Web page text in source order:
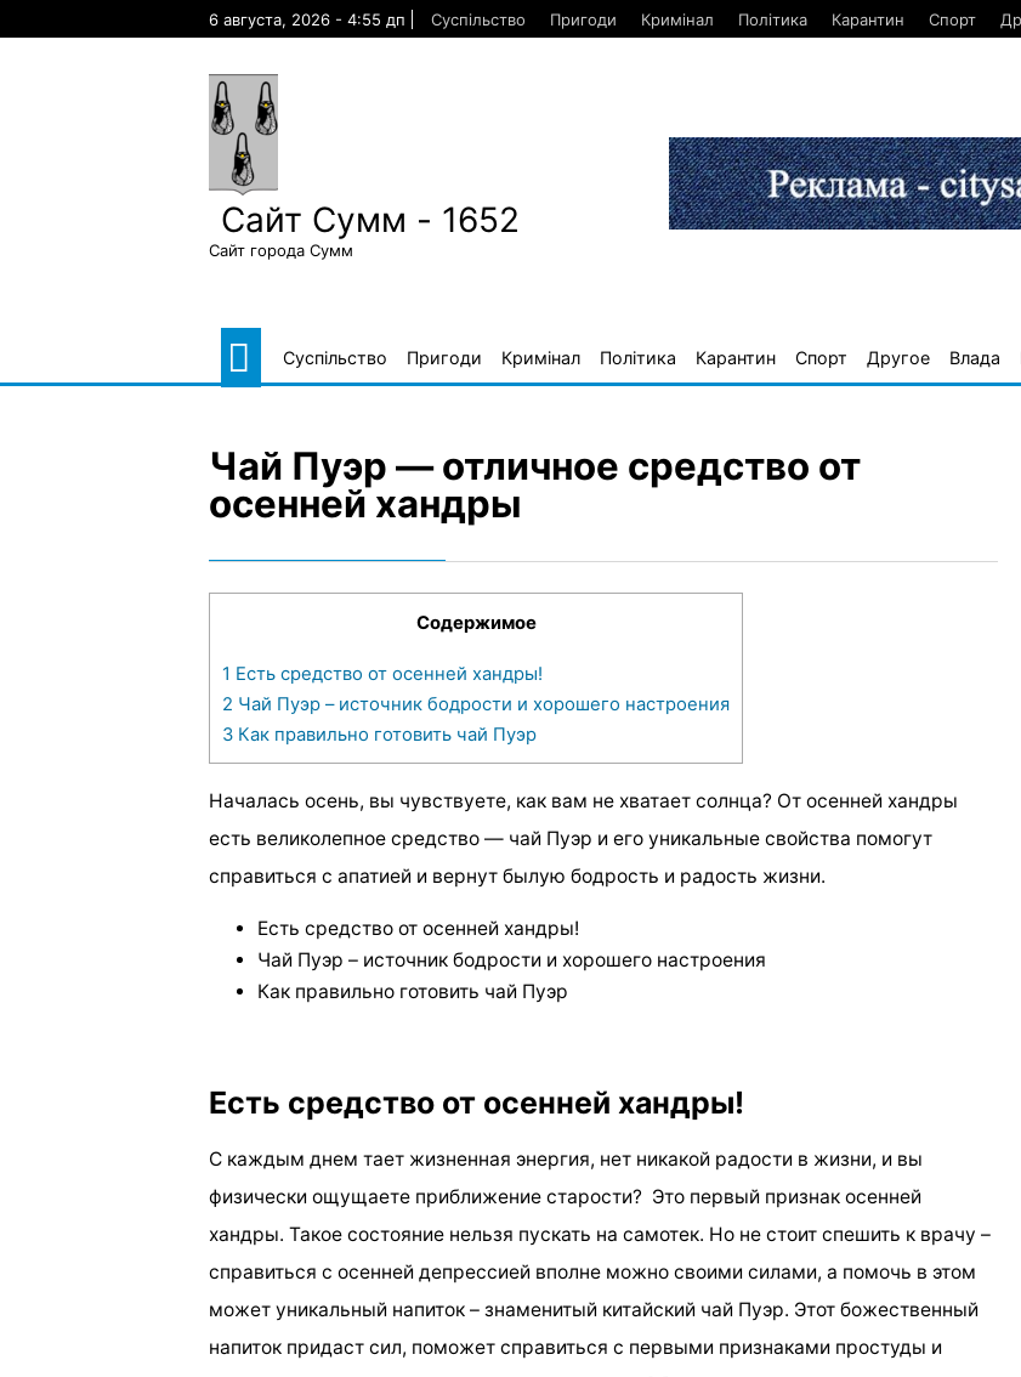
6 августа, 2026 - 4:55 дп Суспільство Пригоди Кримінал Політика Карантин Спорт
Сайт Сумм - 1652
Сайт города Сумм
Суспільство Пригоди Кримінал Політика Карантин Спорт Другое Влада
Чай Пуэр — отличное средство от
осенней хандры
Содержимое
1 Есть средство от осенней хандры!
2 Чай Пуэр – источник бодрости и хорошего настроения
3 Как правильно готовить чай Пуэр
Началась осень, вы чувствуете, как вам не хватает солнца? От осенней хандры
есть великолепное средство — чай Пуэр и его уникальные свойства помогут
справиться с апатией и вернут былую бодрость и радость жизни.
Есть средство от осенней хандры!
Чай Пуэр – источник бодрости и хорошего настроения
Как правильно готовить чай Пуэр
Есть средство от осенней хандры!
С каждым днем тает жизненная энергия, нет никакой радости в жизни, и вы
физически ощущаете приближение старости? Это первый признак осенней
хандры. Такое состояние нельзя пускать на самотек. Но не стоит спешить к врачу –
справиться с осенней депрессией вполне можно своими силами, а помочь в этом
может уникальный напиток – знаменитый китайский чай Пуэр. Этот божественный
напиток придаст сил, поможет справиться с первыми признаками простуды и